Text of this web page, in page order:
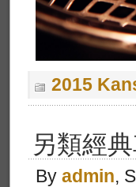
2015
另類經
By admin,